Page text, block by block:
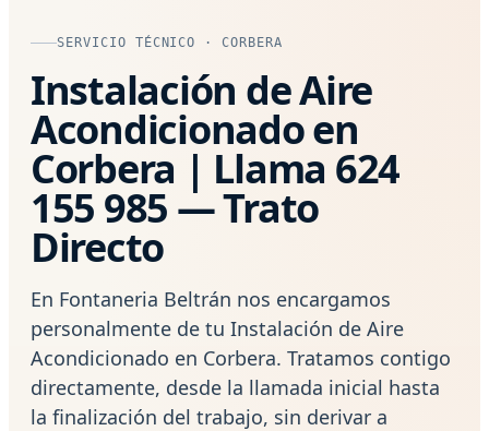
SERVICIO TÉCNICO · CORBERA
Instalación de Aire
Acondicionado en
Corbera | Llama 624
155 985 — Trato
Directo
En Fontaneria Beltrán nos encargamos
personalmente de tu Instalación de Aire
Acondicionado en Corbera. Tratamos contigo
directamente, desde la llamada inicial hasta
la finalización del trabajo, sin derivar a